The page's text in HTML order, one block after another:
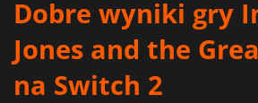
SPRZĘT KOMPUTEROWY
Dobre wyniki gry
Jones and the
na Switch 2